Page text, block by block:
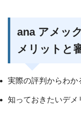
ana アメッ
メリットと
実際の評判からわか
知っておきたいデメ